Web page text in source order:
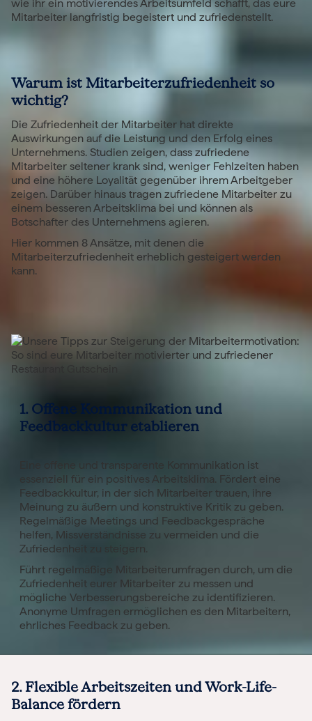
wie ihr ein motivierendes Arbeitsumfeld schafft, das eure
Mitarbeiter langfristig begeistert und zufriedenstellt.
Warum ist Mitarbeiterzufriedenheit so
wichtig?
Die Zufriedenheit der Mitarbeiter hat direkte
Auswirkungen auf die Leistung und den Erfolg eines
Unternehmens. Studien zeigen, dass zufriedene
Mitarbeiter seltener krank sind, weniger Fehlzeiten haben
und eine höhere Loyalität gegenüber ihrem Arbeitgeber
zeigen. Darüber hinaus tragen zufriedene Mitarbeiter zu
einem besseren Arbeitsklima bei und können als
Botschafter des Unternehmens agieren.
Hier kommen 8 Ansätze, mit denen die
Mitarbeiterzufriedenheit erheblich gesteigert werden
kann.
1. Offene Kommunikation und
Feedbackkultur etablieren
Eine offene und transparente Kommunikation ist
essenziell für ein positives Arbeitsklima. Fördert eine
Feedbackkultur, in der sich Mitarbeiter trauen, ihre
Meinung zu äußern und konstruktive Kritik zu geben.
Regelmäßige Meetings und Feedbackgespräche
helfen, Missverständnisse zu vermeiden und die
Zufriedenheit zu steigern.
Führt regelmäßige Mitarbeiterumfragen durch, um die
Zufriedenheit eurer Mitarbeiter zu messen und
mögliche Verbesserungsbereiche zu identifizieren.
Anonyme Umfragen ermöglichen es den Mitarbeitern,
ehrliches Feedback zu geben.
2. Flexible Arbeitszeiten und Work-Life-
Balance fördern